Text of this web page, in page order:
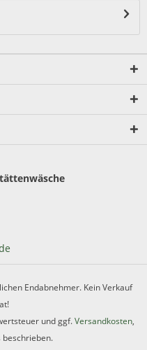
Endabnehmer. Kein Verkauf
und ggf.Versandkosten,